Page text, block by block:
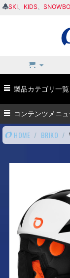
SKI KIDS
製品カテゴリ一覧
コンテンツメニュ
HOME / BRIKO /